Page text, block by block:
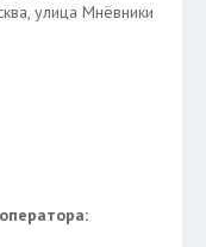
улица Мнёвники